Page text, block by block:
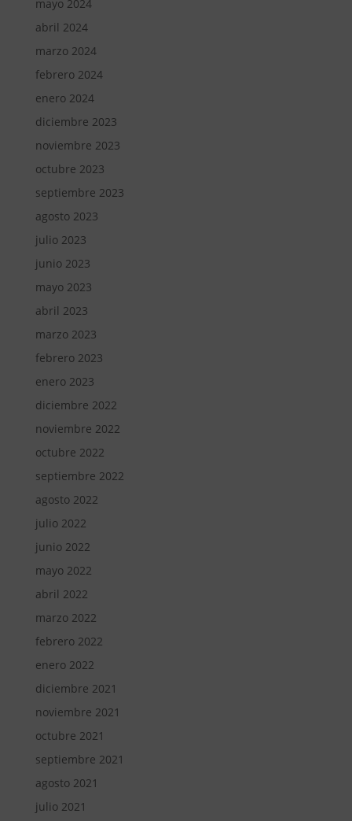
mayo 2024
abril 2024
marzo 2024
febrero 2024
enero 2024
diciembre 2023
noviembre 2023
octubre 2023
septiembre 2023
agosto 2023
julio 2023
junio 2023
mayo 2023
abril 2023
marzo 2023
febrero 2023
enero 2023
diciembre 2022
noviembre 2022
octubre 2022
septiembre 2022
agosto 2022
julio 2022
junio 2022
mayo 2022
abril 2022
marzo 2022
febrero 2022
enero 2022
diciembre 2021
noviembre 2021
octubre 2021
septiembre 2021
agosto 2021
julio 2021